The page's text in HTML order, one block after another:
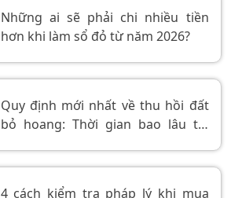
Những ai sẽ phải chi nhiều tiền
hơn khi làm sổ đỏ từ năm 2026?
Quy định mới nhất về thu hồi đất
bỏ hoang: Thời gian bao lâu thì
4 cách kiểm tra pháp lý khi mua